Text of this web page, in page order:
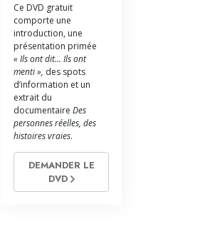
Ce DVD gratuit
comporte une
introduction, une
présentation primée
« Ils ont dit... Ils ont
menti », des spots
d’information et un
extrait du
documentaire Des
personnes réelles, des
histoires vraies.
DEMANDER LE
DVD